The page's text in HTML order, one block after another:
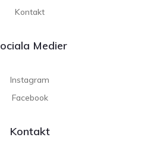
Kontakt
Medier
Instagram
Facebook
Kontakt